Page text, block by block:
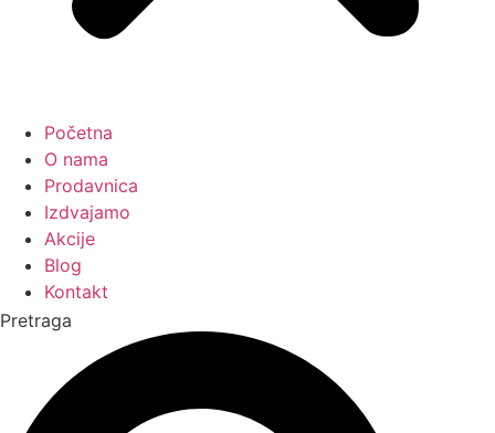
Početna
O nama
Prodavnica
Izdvajamo
Akcije
Blog
Kontakt
Pretraga